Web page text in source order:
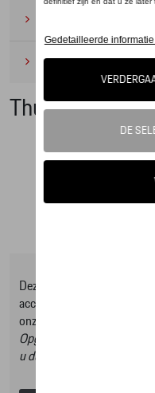
Onderhoudsproducten
Thule
Deze online shop biedt u
accessoire gamma, om het
onze Tequipment
Opgelet, door op deze link
u dus geen artikels online